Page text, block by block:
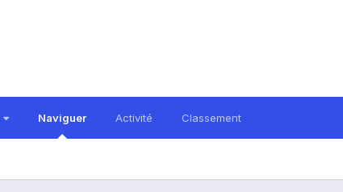
Naviguer Activité Classement